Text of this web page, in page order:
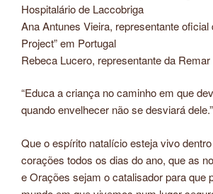
Hospitalário de Laccobriga
Ana Antunes Vieira, representante oficial
Project” em Portugal
Rebeca Lucero, representante da
“Educa a criança no caminho em que
quando envelhecer não se desviará
Que o espírito natalício esteja vivo
corações todos os dias do ano, que as
e Orações sejam o catalisador para que